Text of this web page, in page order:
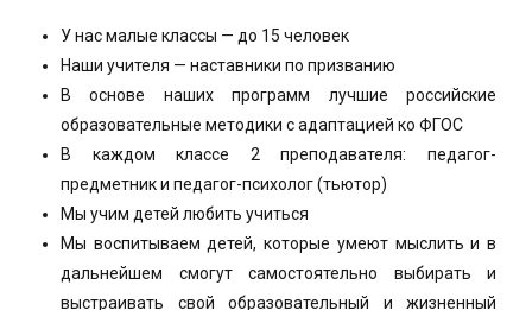
У нас малые классы — до 15 человек
Наши учителя — наставники по призванию
В основе наших программ лучшие российские
образовательные методики с адаптацией ко ФГОС
В каждом классе 2 преподавателя: педагог-
предметник и педагог-психолог (тьютор)
Мы учим детей любить учиться
Мы воспитываем детей, которые умеют мыслить и в
дальнейшем смогут самостоятельно выбирать и
выстраивать свой образовательный и жизненный